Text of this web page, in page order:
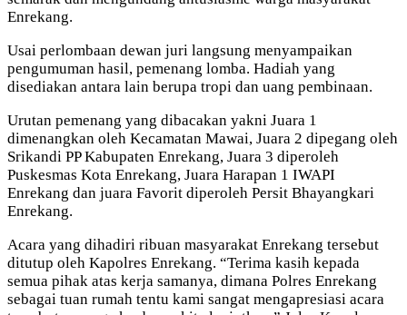
Enrekang.
Usai perlombaan dewan juri langsung menyampaikan
pengumuman hasil, pemenang lomba. Hadiah yang
disediakan antara lain berupa tropi dan uang pembinaan.
Urutan pemenang yang dibacakan yakni Juara 1
dimenangkan oleh Kecamatan Mawai, Juara 2 dipegang oleh
Srikandi PP Kabupaten Enrekang, Juara 3 diperoleh
Puskesmas Kota Enrekang, Juara Harapan 1 IWAPI
Enrekang dan juara Favorit diperoleh Persit Bhayangkari
Enrekang.
Acara yang dihadiri ribuan masyarakat Enrekang tersebut
ditutup oleh Kapolres Enrekang. “Terima kasih kepada
semua pihak atas kerja samanya, dimana Polres Enrekang
sebagai tuan rumah tentu kami sangat mengapresiasi acara